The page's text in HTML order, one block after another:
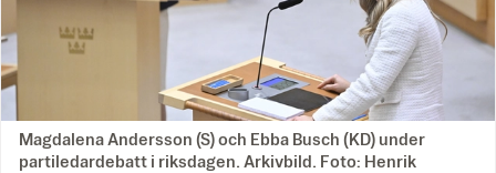
Magdalena Andersson (S) och Ebba Busch (KD) under
partiledardebatt i riksdagen. Arkivbild. Foto: Henrik